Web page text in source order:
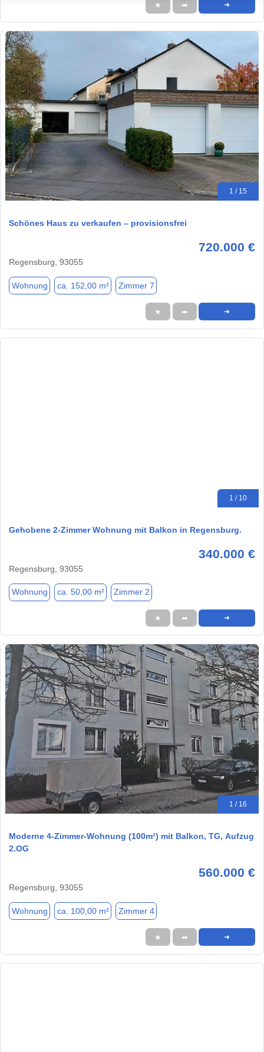
★ ➦ ➜
1 / 15
Schönes Haus zu verkaufen – provisionsfrei
720.000 €
Regensburg, 93055
Wohnung ca. 152,00 m² Zimmer 7
★ ➦ ➜
1 / 10
Gehobene 2-Zimmer Wohnung mit Balkon in Regensburg.
340.000 €
Regensburg, 93055
Wohnung ca. 50,00 m² Zimmer 2
★ ➦ ➜
1 / 16
Moderne 4-Zimmer-Wohnung (100m²) mit Balkon, TG, Aufzug
2.OG
560.000 €
Regensburg, 93055
Wohnung ca. 100,00 m² Zimmer 4
★ ➦ ➜